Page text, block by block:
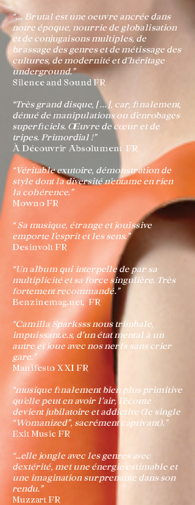
“... Brutal est une oeuvre ancrée dans
notre époque, nourrie de globalisation
et de conjugaisons multiples, de
brassage des genres et de métissage des
cultures, de modernité et d’héritage
underground.”
Silence and Sound FR
“Très grand disque, [...], car, finalement,
dénué de manipulations ou d’enrobages
superficiels. Œuvre de cœur et de
tripes. Primordial !”
À Découvrir Absolument FR
“Véritable exutoire, démonstration de
style dont la diversité n’entame en rien
la cohérence.”
Mowno FR
“ Sa musique, étrange et jouissive
emporte l’esprit et les sens.”
Desinvolt FR
“Un album qui interpelle de par sa
multiplicité et sa force singulière. Très
fortement recommandé.”
Benzinemag.net, FR
“Camilla Sparksss nous trimbale,
impuissant.e.s, d’un état mental à un
autre et joue avec nos nerfs sans crier
gare.”
Manifesto XXI FR
“musique finalement bien plus primitive
qu’elle peut en avoir l’air, l’écoute
devient jubilatoire et addictive (le single
“Womanized”, sacrément captivant).”
Exit Music FR
“…elle jongle avec les genres avec
dextérité, met une énergie estimable et
une imagination surprenante dans son
rendu.”
Muzzart FR